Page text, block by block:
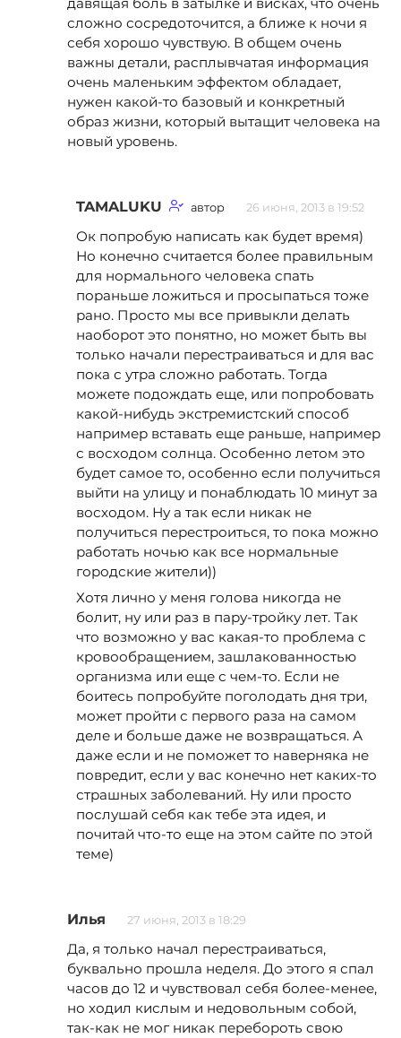
сложно сосредоточится, а ближе к ночи я
себя хорошо чувствую. В общем очень
важны детали, расплывчатая информация
очень маленьким эффектом обладает,
нужен какой-то базовый и конкретный
образ жизни, который вытащит человека на
новый уровень.
TAMALUKU автор 26 июня, 2013 в 19:52
Ок попробую написать как будет время)
Но конечно считается более правильным
для нормального человека спать
пораньше ложиться и просыпаться тоже
рано. Просто мы все привыкли делать
наоборот это понятно, но может быть вы
только начали перестраиваться и для вас
пока с утра сложно работать. Тогда
можете подождать еще, или попробовать
какой-нибудь экстремистский способ
например вставать еще раньше, например
с восходом солнца. Особенно летом это
будет самое то, особенно если получиться
выйти на улицу и понаблюдать 10 минут за
восходом. Ну а так если никак не
получиться перестроиться, то пока можно
работать ночью как все нормальные
городские жители))
Хотя лично у меня голова никогда не
болит, ну или раз в пару-тройку лет. Так
что возможно у вас какая-то проблема с
кровообращением, зашлакованностью
организма или еще с чем-то. Если не
боитесь попробуйте поголодать дня три,
может пройти с первого раза на самом
деле и больше даже не возвращаться. А
даже если и не поможет то наверняка не
повредит, если у вас конечно нет каких-то
страшных заболеваний. Ну или просто
послушай себя как тебе эта идея, и
почитай что-то еще на этом сайте по этой
теме)
Илья 27 июня, 2013 в 18:29
Да, я только начал перестраиваться,
буквально прошла неделя. До этого я спал
часов до 12 и чувствовал себя более-менее,
но ходил кислым и недовольным собой,
так-как не мог никак перебороть свою